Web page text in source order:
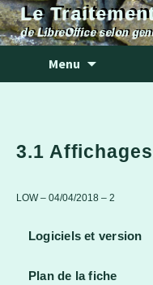
Le
de LibreOffice selon
Menu
3.1
LOW – 04/04/2018 – 2
Logiciels et version
Plan de la fiche